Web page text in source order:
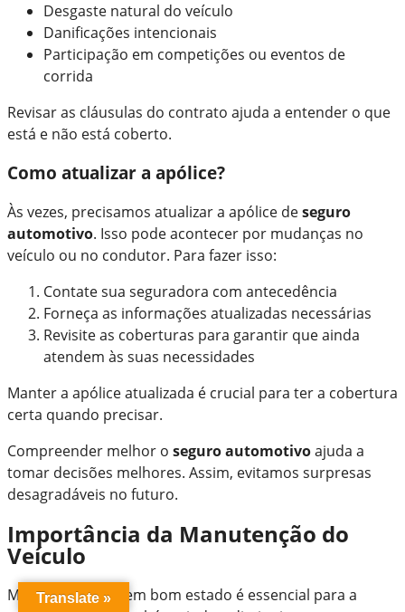
Desgaste natural do veículo
Danificações intencionais
Participação em competições ou eventos de
corrida
Revisar as cláusulas do contrato ajuda a entender o que
está e não está coberto.
Como atualizar a apólice?
Às vezes, precisamos atualizar a apólice deseguro
automotivo. Isso pode acontecer por mudanças no
veículo ou no condutor. Para fazer isso:
Contate sua seguradora com antecedência
Forneça as informações atualizadas necessárias
Revisite as coberturas para garantir que ainda
atendem às suas necessidades
Manter a apólice atualizada é crucial para ter a cobertura
certa quando precisar.
Compreender melhor o seguro automotivoajuda a
tomar decisões melhores. Assim, evitamos surpresas
desagradáveis no futuro.
Importância da Manutenção do
Veículo
Manter o veículo em bom estado é essencial para a
Translate »